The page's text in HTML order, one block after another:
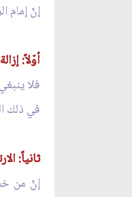
إنّ إمام
أوّلاً:
فلا
في ذلك
ثانياً:
إنّ من